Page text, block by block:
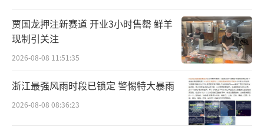
贾国龙押注新赛道 开业3小时售罄 鲜羊
现制引关注
2026-08-08 11:51:35
浙江最强风雨时段已锁定 警惕特大暴雨
2026-08-08 08:36:23